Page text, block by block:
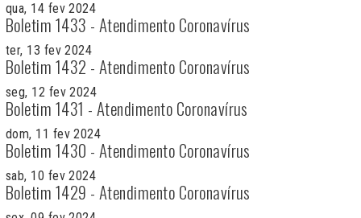
qua, 14 fev 2024
Boletim 1433 - Atendimento Coronavírus
ter, 13 fev 2024
Boletim 1432 - Atendimento Coronavírus
seg, 12 fev 2024
Boletim 1431 - Atendimento Coronavírus
dom, 11 fev 2024
Boletim 1430 - Atendimento Coronavírus
sab, 10 fev 2024
Boletim 1429 - Atendimento Coronavírus